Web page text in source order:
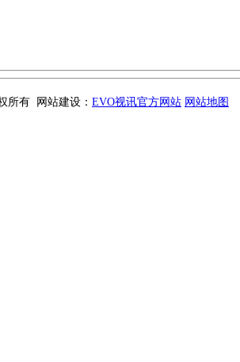
所有 网站建设： EVO视讯官方网站 网站地图